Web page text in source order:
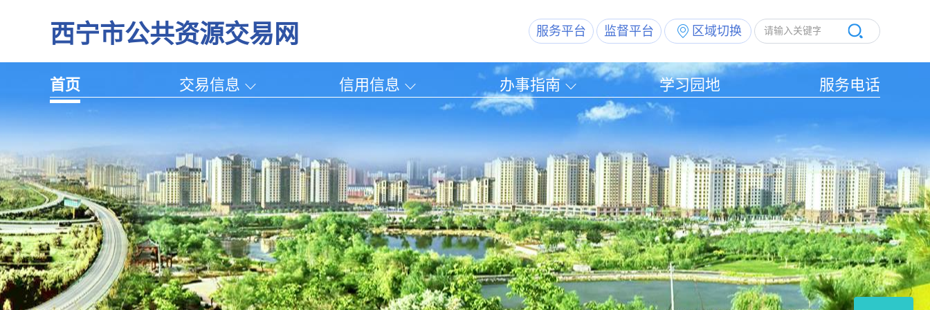
西宁市公共资源交易网 服务平台 监督平台 区域切换
首页 交易信息 信用信息 办事指南 学习园地 服务电话